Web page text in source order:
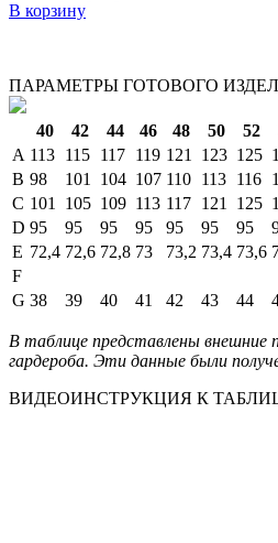
В корзину
ПАРАМЕТРЫ ГОТОВОГО
40 42 44 46 48 50 52
A 113 115 117 119 121 123 125
B 98 101 104 107 110 113 116
C 101 105 109 113 117 121 125
D 95 95 95 95 95 95 95
E 72,4 72,6 72,8 73 73,2 73,4 73,6
F
G 38 39 40 41 42 43 44
В таблице представлены
гардероба. Эти данные были
ВИДЕОИНСТРУКЦИЯ К